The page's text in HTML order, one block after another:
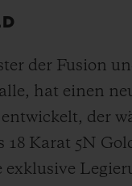
der Fusion
hat einen
der
18 Karat 5N